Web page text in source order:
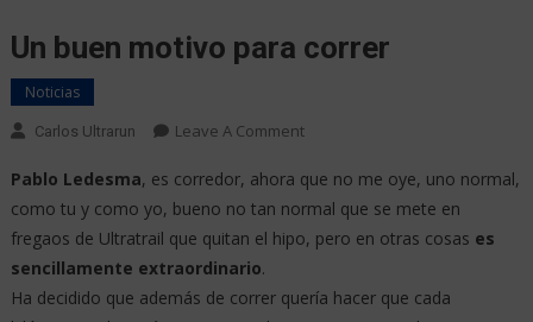
Un buen motivo para correr
Noticias
Carlos Ultrarun Leave A Comment
Pablo Ledesma, es corredor, ahora que no me oye, uno normal,
como tu y como yo, bueno no tan normal que se mete en
fregaos de Ultratrail que quitan el hipo, pero en otras cosas es
sencillamente extraordinario.
Ha decidido que además de correr quería hacer que cada